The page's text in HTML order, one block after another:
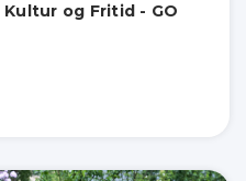
og Fritid - GO